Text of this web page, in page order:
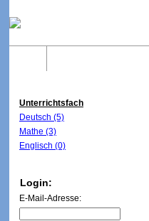
Unterrichtsfach
Deutsch (5)
Mathe (3)
Englisch (0)
Login:
E-Mail-Adresse: